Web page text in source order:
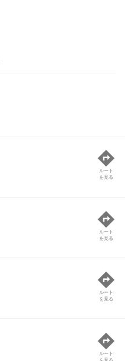
ルート
を見る
ルート
を見る
ルート
を見る
ルート
を見る